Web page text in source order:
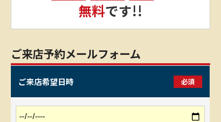
無料です!!
ご来店予約メールフォーム
ご来店希望日時 必須